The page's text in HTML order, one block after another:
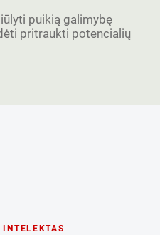
puikią galimybę
pritraukti potencialių